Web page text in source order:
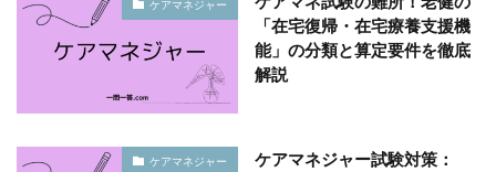
ケアマネジャー
「在宅復帰・在宅療養支援機
能」の分類と算定要件を徹底
解説
ケアマネジャー
ケアマネジャー試験対策：